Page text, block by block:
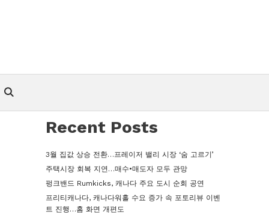
Recent Posts
3월 집값 상승 전환…프레이저 밸리 시장 ‘숨 고르기’
주택시장 회복 지연…매수•매도자 모두 관망
펑크밴드 Rumkicks, 캐나다 주요 도시 순회 공연
프리티캐나다, 캐나다워홀 수요 증가 속 포토리뷰 이벤
트 진행…홈 화면 개편도